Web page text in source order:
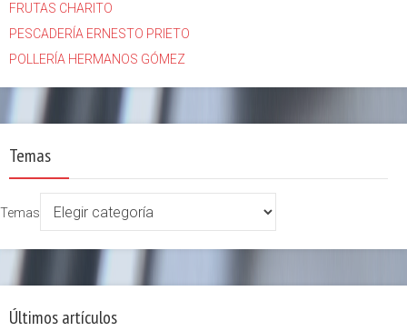
FRUTAS CHARITO
PESCADERÍA ERNESTO PRIETO
POLLERÍA HERMANOS GÓMEZ
Temas
Temas
Últimos artículos